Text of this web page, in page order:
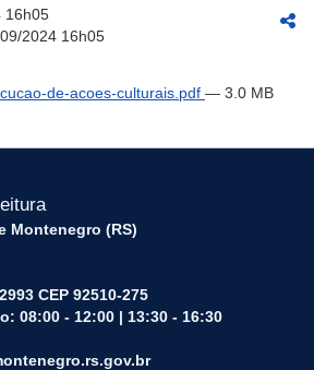
16h05
2024 16h05
de-acoes-culturais.pdf — 3.0 MB
Montenegro (RS)
CEP 92510-275
08:00 - 12:00 | 13:30 - 16:30